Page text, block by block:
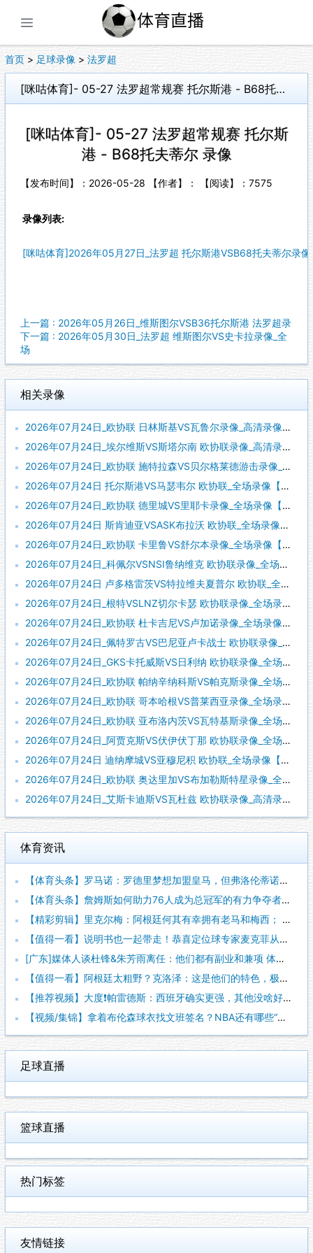
首页 > 足球录像 > 法罗超
[咪咕体育]- 05-27 法罗超常规赛 托尔斯港 - B68托夫蒂尔 录像
[咪咕体育]- 05-27 法罗超常规赛 托尔斯
港 - B68托夫蒂尔 录像
【发布时间】：2026-05-28 【作者】： 【阅读】： 7575
录像列表:
[咪咕体育]2026年05月27日_法罗超 托尔斯港VSB68托夫蒂尔录像
上一篇 : 2026年05月26日_维斯图尔VSB36托尔斯港 法罗超录
下一篇 : 2026年05月30日_法罗超 维斯图尔VS史卡拉录像_全
场
相关录像
2026年07月24日_欧协联 日林斯基VS瓦鲁尔录像_高清录像【全场回放】
2026年07月24日_埃尔维斯VS斯塔尔南 欧协联录像_高清录像【全场回放】
2026年07月24日_欧协联 施特拉森VS贝尔格莱德游击录像_全场录像【视频集锦】
2026年07月24日 托尔斯港VS马瑟韦尔 欧协联_全场录像【视频集锦】
2026年07月24日_欧协联 德里城VS里耶卡录像_全场录像【全场回放】
2026年07月24日 斯肯迪亚VSASK布拉沃 欧协联_全场录像【全场回放】
2026年07月24日_欧协联 卡里鲁VS舒尔本录像_全场录像【全场回放】
2026年07月24日_科佩尔VSNSI鲁纳维克 欧协联录像_全场录像【高清回放】
2026年07月24日 卢多格雷茨VS特拉维夫夏普尔 欧协联_全场录像【视频集锦】
2026年07月24日_根特VSLNZ切尔卡瑟 欧协联录像_全场录像【全场回放】
2026年07月24日_欧协联 杜卡吉尼VS卢加诺录像_全场录像【视频集锦】
2026年07月24日_佩特罗古VS巴尼亚卢卡战士 欧协联录像_全场录像【视频集锦】
2026年07月24日_GKS卡托威斯VS日利纳 欧协联录像_全场录像【高清回放】
2026年07月24日_欧协联 帕纳辛纳科斯VS帕克斯录像_全场录像【全场回放】
2026年07月24日_欧协联 哥本哈根VS普莱西亚录像_全场录像【全场回放】
2026年07月24日_欧协联 亚布洛内茨VS瓦特基斯录像_全场录像【视频集锦】
2026年07月24日_阿贾克斯VS伏伊伏丁那 欧协联录像_全场录像【视频集锦】
2026年07月24日 迪纳摩城VS亚穆尼积 欧协联_全场录像【视频集锦】
2026年07月24日_欧协联 奥达里加VS布加勒斯特星录像_全场录像【视频集锦】
2026年07月24日_艾斯卡迪斯VS瓦杜兹 欧协联录像_高清录像【全场回放】
体育资讯
【体育头条】罗马诺：罗德里梦想加盟皇马，但弗洛伦蒂诺尚未批准
【体育头条】詹姆斯如何助力76人成为总冠军的有力争夺者？组织
【精彩剪辑】里克尔梅：阿根廷何其有幸拥有老马和梅西； 体力充
【值得一看】说明书也一起带走！恭喜定位球专家麦克菲从维拉转投
[广东]媒体人谈杜锋&朱芳雨离任：他们都有副业和兼项 体育唯
【值得一看】阿根廷太粗野？克洛泽：这是他们的特色，极其强调对
【推荐视频】大度❗️帕雷德斯：西班牙确实更强，其他没啥好辟谣
【视频/集锦】拿着布伦森球衣找文班签名？NBA还有哪些“贴脸
足球直播
篮球直播
热门标签
友情链接